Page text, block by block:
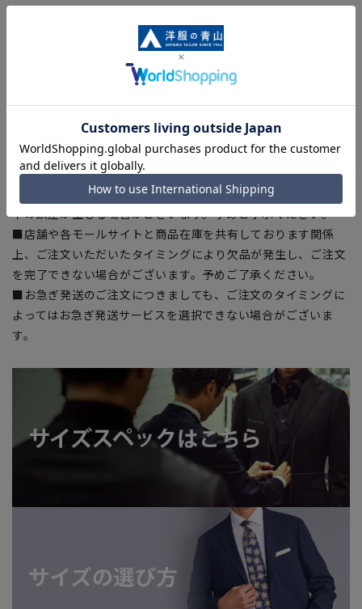
※こちらの商品は在庫切れの場合がございます。
【商品に関するご注意】
■商品画像はサンプルのため、色味やサイズ等の仕様に変更が
■ブラウザやお使いのモニター環境、また撮影時の室内外の光
加減により、実際の商品と掲載画像の色味が異なる場合がござ
います。
■生地や仕様・デザインにより、着用感や実際のサイズ表に若
干の誤差が生じる場合がございます。予めご了承ください。
■店舗や各モールサイトと商品在庫を共有しております関係
上、ご注文いただいたタイミングにより欠品が発生し、ご注文
を完了できない場合がございます。予めご了承ください。
■お急ぎ発送のご注文につきましても、ご注文のタイミングに
よってはお急ぎ発送サービスを選択できない場合がございま
す。